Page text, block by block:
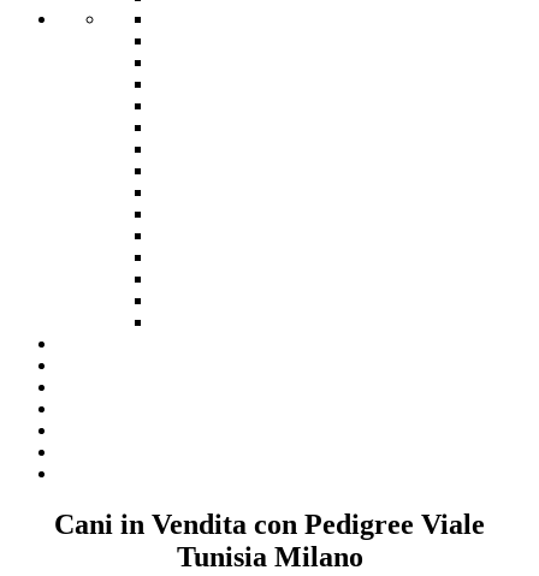
Cani in Vendita con Pedigree Viale
Tunisia Milano